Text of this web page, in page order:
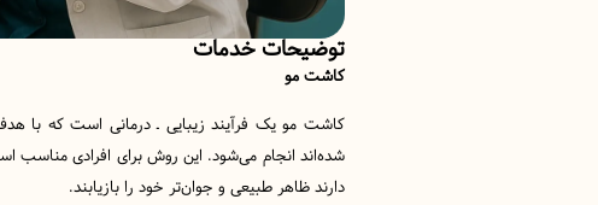
توضیحات خدمات
کاشت مو
کاشت مو یک فرآیند زیبایی ـ درمانی است که با
شده‌اند انجام می‌شود. این روش برای افرادی مناسب
دارند ظاهر طبیعی و جوان‌تر خود را بازیابند.